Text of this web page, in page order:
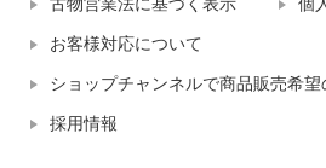
古物営業法に基づく表示 個
お客様対応について
ショップチャンネルで商品販売希望
採用情報